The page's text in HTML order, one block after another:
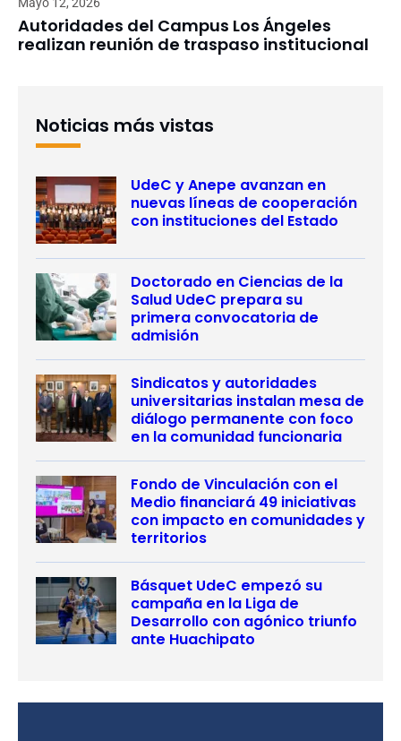
Autoridades del Campus Los Ángeles
realizan reunión de traspaso institucional
Noticias más vistas
UdeC y Anepe avanzan en
nuevas líneas de cooperación
con instituciones del Estado
Doctorado en Ciencias de la
Salud UdeC prepara su
primera convocatoria de
admisión
Sindicatos y autoridades
universitarias instalan mesa de
diálogo permanente con foco
en la comunidad funcionaria
Fondo de Vinculación con el
Medio financiará 49 iniciativas
con impacto en comunidades y
territorios
Básquet UdeC empezó su
campaña en la Liga de
Desarrollo con agónico triunfo
ante Huachipato